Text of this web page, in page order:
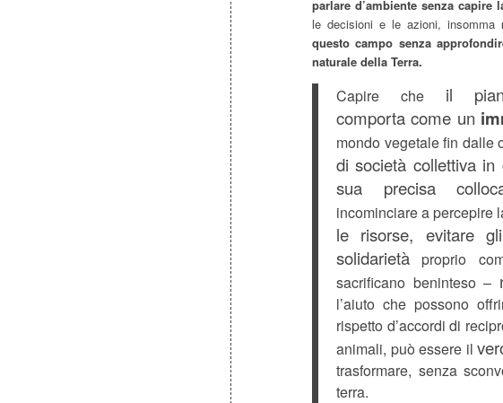
parlare d’ambiente senza capire
le decisioni e le azioni, insomma
questo campo senza
naturale della Terra.
Capire che il
comporta come un
mondo vegetale fin dalle
di società collettiva
sua precisa
incominciare a percepire
le risorse, evitare
solidarietà proprio
sacrificano beninteso –
l’aiuto che possono
rispetto d’accordi di
animali, può essere il
trasformare, senza
terra.